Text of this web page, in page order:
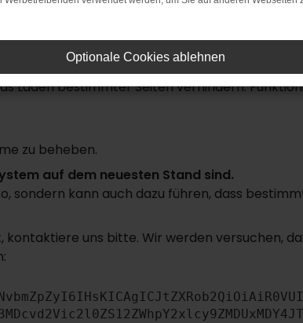
Laden bestimmter Seiten verhindern.
zu beheben.
auf dem neuesten Stand sind.
sondern kann auch dazu führen, dass
uns bitte. Wir werden versuchen,
Optionale Cookies ablehnen